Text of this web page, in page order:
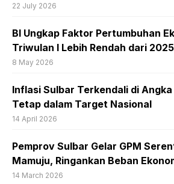
22 July 2026
BI Ungkap Faktor Pertumbuhan
Triwulan I Lebih Rendah dari 2025
8 May 2026
Inflasi Sulbar Terkendali di
Tetap dalam Target Nasional
14 April 2026
Pemprov Sulbar Gelar GPM
Mamuju, Ringankan Beban
14 March 2026